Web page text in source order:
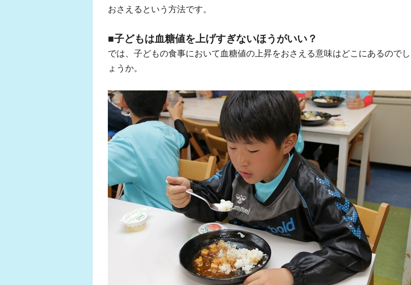
おさえるという方法です。
■子どもは血糖値を上げすぎないほうがいい？
では、子どもの食事において血糖値の上昇をおさえる意味はどこにあるのでし
ょうか。